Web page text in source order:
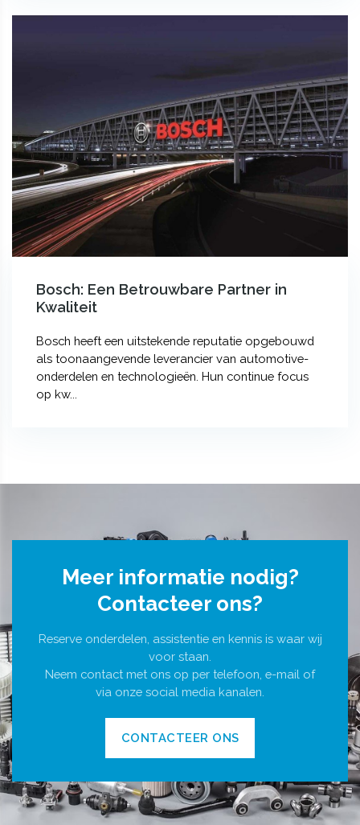
Bosch: Een Betrouwbare Partner in
Kwaliteit
Bosch heeft een uitstekende reputatie opgebouwd
als toonaangevende leverancier van automotive-
onderdelen en technologieën. Hun continue focus
op kw...
Meer informatie nodig?
Contacteer ons?
Reserve onderdelen, assistentie en kennis is waar wij
voor staan.
Neem contact met ons op per telefoon, e-mail of
via onze social media kanalen.
CONTACTEER ONS